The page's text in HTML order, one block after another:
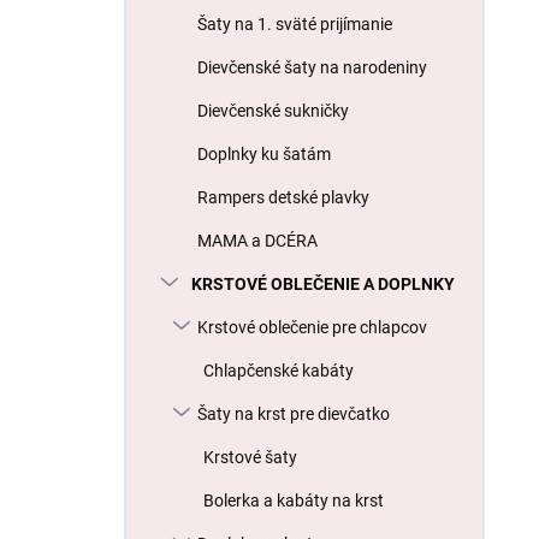
Šaty na 1. sväté prijímanie
Dievčenské šaty na narodeniny
Dievčenské sukničky
Doplnky ku šatám
Rampers detské plavky
MAMA a DCÉRA
KRSTOVÉ OBLEČENIE A DOPLNKY
Krstové oblečenie pre chlapcov
Chlapčenské kabáty
Šaty na krst pre dievčatko
Krstové šaty
Bolerka a kabáty na krst